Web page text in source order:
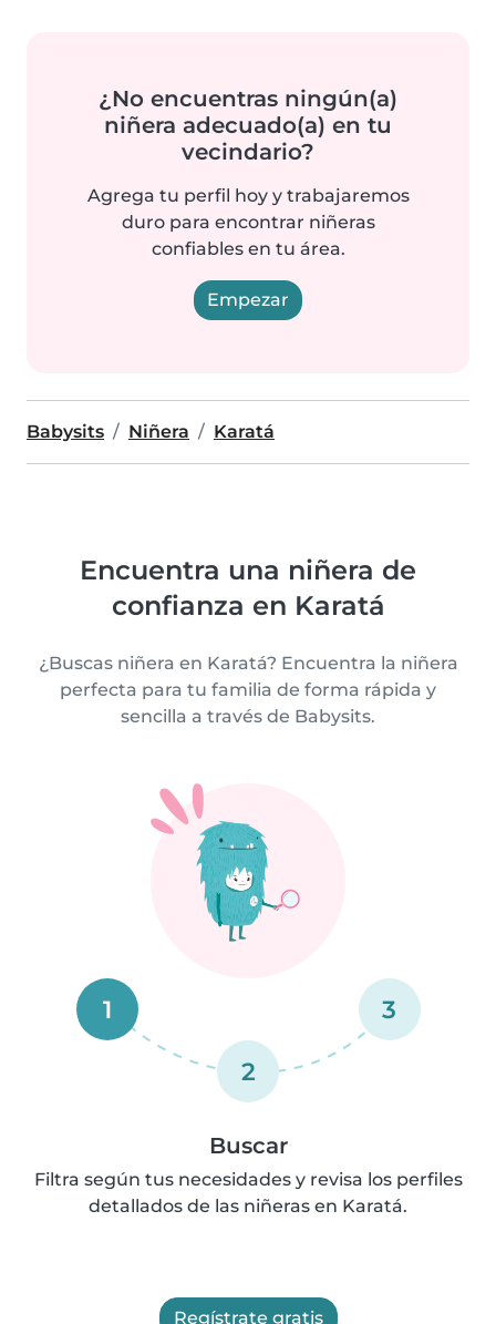
¿No encuentras ningún(a)
niñera adecuado(a) en tu
vecindario?
Agrega tu perfil hoy y trabajaremos
duro para encontrar niñeras
confiables en tu área.
Empezar
Babysits Niñera Karatá
Encuentra una niñera de
confianza en Karatá
¿Buscas niñera en Karatá? Encuentra la niñera
perfecta para tu familia de forma rápida y
sencilla a través de Babysits.
1
2
3
Buscar
Filtra según tus necesidades y revisa los perfiles
detallados de las niñeras en Karatá.
Regístrate gratis